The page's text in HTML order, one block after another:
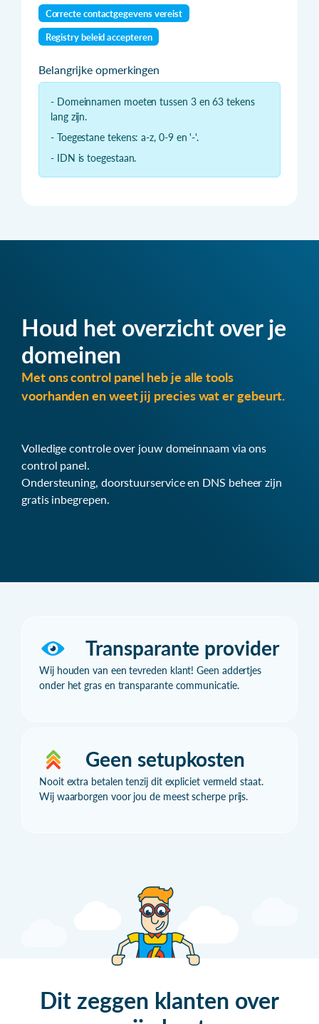
Correcte contactgegevens vereist
Registry beleid accepteren
Belangrijke opmerkingen
- Domeinnamen moeten tussen 3 en 63 tekens
lang zijn.
- Toegestane tekens: a-z, 0-9 en '-'.
- IDN is toegestaan.
Houd het overzicht over je
domeinen
Met ons control panel heb je alle tools
voorhanden en weet jij precies wat er gebeurt.
Volledige controle over jouw domeinnaam via ons
control panel.
Ondersteuning, doorstuurservice en DNS beheer zijn
gratis inbegrepen.
Transparante provider
Wij houden van een tevreden klant! Geen addertjes
onder het gras en transparante communicatie.
Geen setupkosten
Nooit extra betalen tenzij dit expliciet vermeld staat.
Wij waarborgen voor jou de meest scherpe prijs.
Dit zeggen klanten over